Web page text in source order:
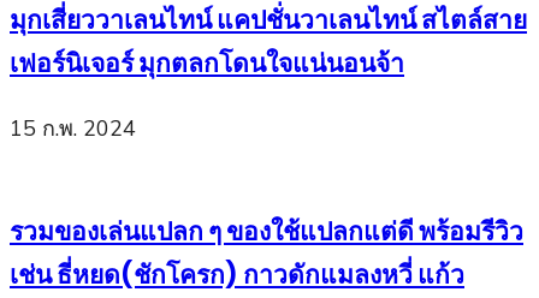
มุกเสี่ยววาเลนไทน์ แคปชั่นวาเลนไทน์ สไตล์สาย
เฟอร์นิเจอร์ มุกตลกโดนใจแน่นอนจ้า
15 ก.พ. 2024
รวมของเล่นแปลก ๆ ของใช้แปลกแต่ดี พร้อมรีวิว
เช่น ธี่หยด(ชักโครก) กาวดักแมลงหวี่ แก้ว